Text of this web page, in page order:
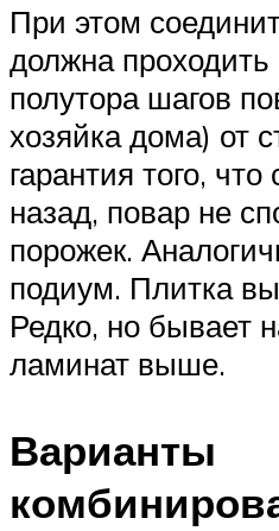
При этом
должна проходить
полутора шагов
хозяйка дома) от
гарантия того,
назад, повар не
порожек.
подиум. Плитка
Редко, но бывает
ламинат выше.
Варианты